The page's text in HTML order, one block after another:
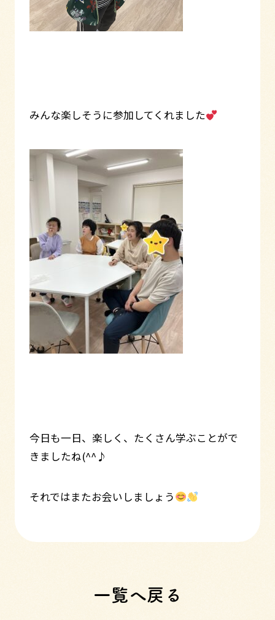
みんな楽しそうに参加してくれました
今日も一日、楽しく、たくさん学ぶことがで
きましたね(^^♪
それではまたお会いしましょう
一覧へ戻る